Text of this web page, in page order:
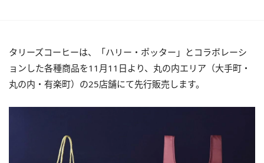
タリーズコーヒーは、「ハリー・ポッター」とコラボレーシ
ョンした各種商品を11月11日より、丸の内エリア（大手町・
丸の内・有楽町）の25店舗にて先行販売します。